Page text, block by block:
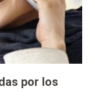
por los